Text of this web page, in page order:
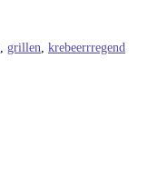
grillen krebeerrregend